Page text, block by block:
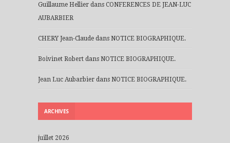
Guillaume Hellier dans CONFERENCES DE JEAN-LUC
AUBARBIER
CHERY Jean-Claude dans NOTICE BIOGRAPHIQUE.
Boivinet Robert dans NOTICE BIOGRAPHIQUE.
Jean Luc Aubarbier dans NOTICE BIOGRAPHIQUE.
ARCHIVES
juillet 2026